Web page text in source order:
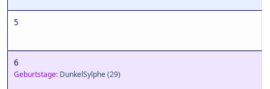
5
6
Geburtstage: DunkelSylphe(29)